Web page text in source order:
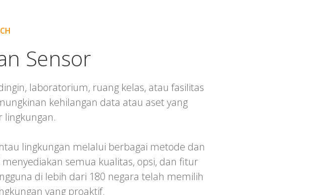
Sensor
laboratorium, ruang kelas, atau fasilitas
kehilangan data atau aset yang
lingkungan.
lingkungan melalui berbagai metode dan
semua kualitas, opsi, dan fitur
di lebih dari 180 negara telah memilih
yang proaktif.